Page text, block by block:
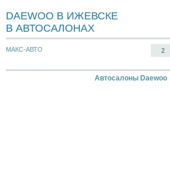
DAEWOO В ИЖЕВСКЕ
В АВТОСАЛОНАХ
МАКС-АВТО 2
Автосалоны Daewoo